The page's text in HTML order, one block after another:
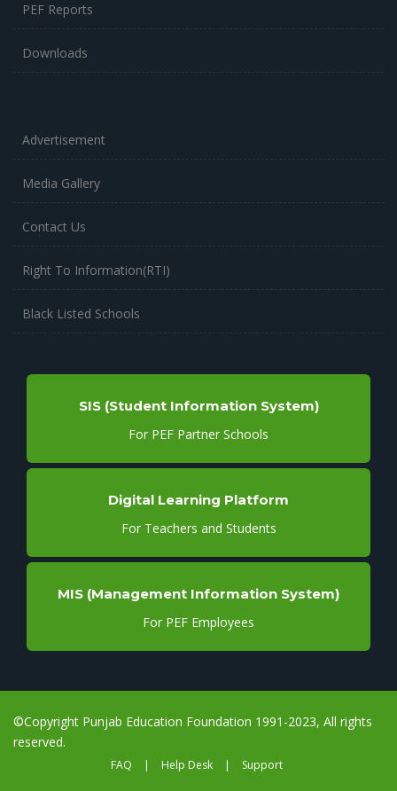
PEF Reports
Downloads
Advertisement
Media Gallery
Contact Us
Right To Information(RTI)
Black Listed Schools
SIS (Student Information System)
For PEF Partner Schools
Digital Learning Platform
For Teachers and Students
MIS (Management Information System)
For PEF Employees
©Copyright Punjab Education Foundation 1991-2023, All rights
reserved.
FAQ | Help Desk | Support